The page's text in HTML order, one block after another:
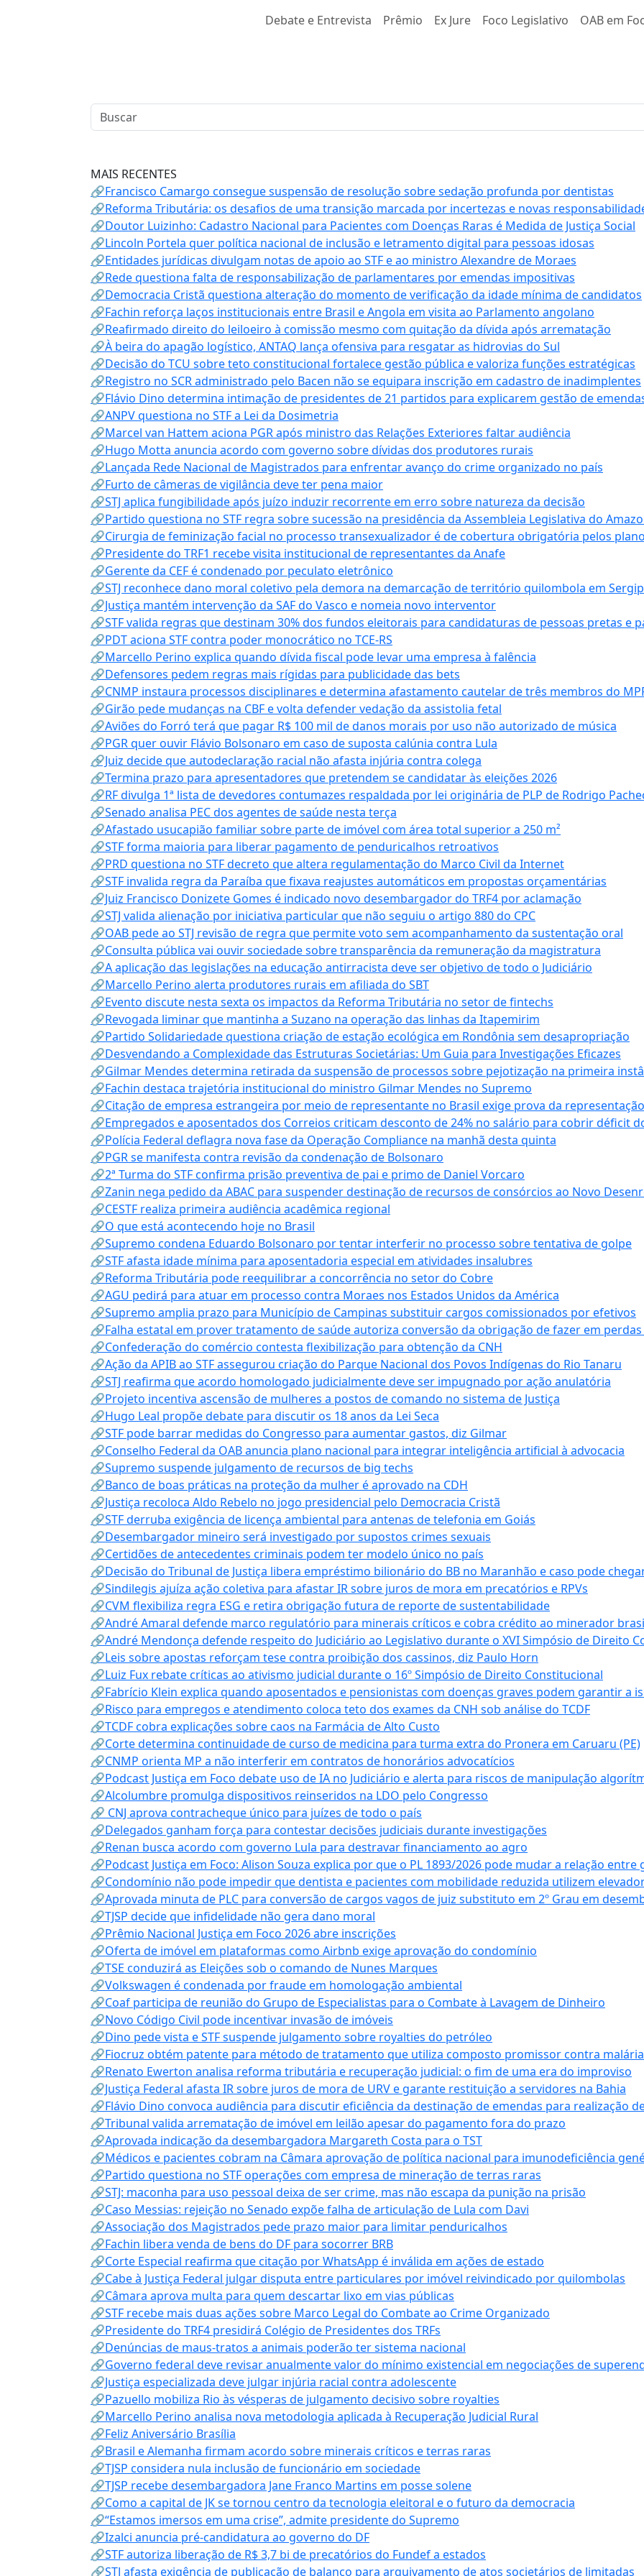
Debate e Entrevista Prêmio Ex Jure Foco Legislativo OAB em
MAIS RECENTES
🔗Francisco Camargo consegue suspensão de resolução sobre sedação profunda por dentistas
🔗Reforma Tributária: os desafios de uma transição marcada por incertezas e novas
🔗Doutor Luizinho: Cadastro Nacional para Pacientes com Doenças Raras é Medida de Justiça Social
🔗Lincoln Portela quer política nacional de inclusão e letramento digital para pessoas idosas
🔗Entidades jurídicas divulgam notas de apoio ao STF e ao ministro Alexandre de Moraes
🔗Rede questiona falta de responsabilização de parlamentares por emendas impositivas
🔗Democracia Cristã questiona alteração do momento de verificação da idade mínima de candidatos
🔗Fachin reforça laços institucionais entre Brasil e Angola em visita ao Parlamento angolano
🔗Reafirmado direito do leiloeiro à comissão mesmo com quitação da dívida após arrematação
🔗À beira do apagão logístico, ANTAQ lança ofensiva para resgatar as hidrovias do Sul
🔗Decisão do TCU sobre teto constitucional fortalece gestão pública e valoriza funções estratégicas
🔗Registro no SCR administrado pelo Bacen não se equipara inscrição em cadastro de inadimplentes
🔗Flávio Dino determina intimação de presidentes de 21 partidos para explicarem gestão de
🔗ANPV questiona no STF a Lei da Dosimetria
🔗Marcel van Hattem aciona PGR após ministro das Relações Exteriores faltar audiência
🔗Hugo Motta anuncia acordo com governo sobre dívidas dos produtores rurais
🔗Lançada Rede Nacional de Magistrados para enfrentar avanço do crime organizado no país
🔗Furto de câmeras de vigilância deve ter pena maior
🔗STJ aplica fungibilidade após juízo induzir recorrente em erro sobre natureza da decisão
🔗Partido questiona no STF regra sobre sucessão na presidência da Assembleia Legislativa do
🔗Cirurgia de feminização facial no processo transexualizador é de cobertura obrigatória pelos
🔗Presidente do TRF1 recebe visita institucional de representantes da Anafe
🔗Gerente da CEF é condenado por peculato eletrônico
🔗STJ reconhece dano moral coletivo pela demora na demarcação de território quilombola em
🔗Justiça mantém intervenção da SAF do Vasco e nomeia novo interventor
🔗STF valida regras que destinam 30% dos fundos eleitorais para candidaturas de pessoas pretas e
🔗PDT aciona STF contra poder monocrático no TCE-RS
🔗Marcello Perino explica quando dívida fiscal pode levar uma empresa à falência
🔗Defensores pedem regras mais rígidas para publicidade das bets
🔗CNMP instaura processos disciplinares e determina afastamento cautelar de três membros do
🔗Girão pede mudanças na CBF e volta defender vedação da assistolia fetal
🔗Aviões do Forró terá que pagar R$ 100 mil de danos morais por uso não autorizado de música
🔗PGR quer ouvir Flávio Bolsonaro em caso de suposta calúnia contra Lula
🔗Juiz decide que autodeclaração racial não afasta injúria contra colega
🔗Termina prazo para apresentadores que pretendem se candidatar às eleições 2026
🔗RF divulga 1ª lista de devedores contumazes respaldada por lei originária de PLP de Rodrigo
🔗Senado analisa PEC dos agentes de saúde nesta terça
🔗Afastado usucapião familiar sobre parte de imóvel com área total superior a 250 m²
🔗STF forma maioria para liberar pagamento de penduricalhos retroativos
🔗PRD questiona no STF decreto que altera regulamentação do Marco Civil da Internet
🔗STF invalida regra da Paraíba que fixava reajustes automáticos em propostas orçamentárias
🔗Juiz Francisco Donizete Gomes é indicado novo desembargador do TRF4 por aclamação
🔗STJ valida alienação por iniciativa particular que não seguiu o artigo 880 do CPC
🔗OAB pede ao STJ revisão de regra que permite voto sem acompanhamento da sustentação oral
🔗Consulta pública vai ouvir sociedade sobre transparência da remuneração da magistratura
🔗A aplicação das legislações na educação antirracista deve ser objetivo de todo o Judiciário
🔗Marcello Perino alerta produtores rurais em afiliada do SBT
🔗Evento discute nesta sexta os impactos da Reforma Tributária no setor de fintechs
🔗Revogada liminar que mantinha a Suzano na operação das linhas da Itapemirim
🔗Partido Solidariedade questiona criação de estação ecológica em Rondônia sem desapropriação
🔗Desvendando a Complexidade das Estruturas Societárias: Um Guia para Investigações Eficazes
🔗Gilmar Mendes determina retirada da suspensão de processos sobre pejotização na primeira
🔗Fachin destaca trajetória institucional do ministro Gilmar Mendes no Supremo
🔗Citação de empresa estrangeira por meio de representante no Brasil exige prova da representação
🔗Empregados e aposentados dos Correios criticam desconto de 24% no salário para cobrir déficit
🔗Polícia Federal deflagra nova fase da Operação Compliance na manhã desta quinta
🔗PGR se manifesta contra revisão da condenação de Bolsonaro
🔗2ª Turma do STF confirma prisão preventiva de pai e primo de Daniel Vorcaro
🔗Zanin nega pedido da ABAC para suspender destinação de recursos de consórcios ao Novo
🔗CESTF realiza primeira audiência acadêmica regional
🔗O que está acontecendo hoje no Brasil
🔗Supremo condena Eduardo Bolsonaro por tentar interferir no processo sobre tentativa de golpe
🔗STF afasta idade mínima para aposentadoria especial em atividades insalubres
🔗Reforma Tributária pode reequilibrar a concorrência no setor do Cobre
🔗AGU pedirá para atuar em processo contra Moraes nos Estados Unidos da América
🔗Supremo amplia prazo para Município de Campinas substituir cargos comissionados por efetivos
🔗Falha estatal em prover tratamento de saúde autoriza conversão da obrigação de fazer em perdas
🔗Confederação do comércio contesta flexibilização para obtenção da CNH
🔗Ação da APIB ao STF assegurou criação do Parque Nacional dos Povos Indígenas do Rio Tanaru
🔗STJ reafirma que acordo homologado judicialmente deve ser impugnado por ação anulatória
🔗Projeto incentiva ascensão de mulheres a postos de comando no sistema de Justiça
🔗Hugo Leal propõe debate para discutir os 18 anos da Lei Seca
🔗STF pode barrar medidas do Congresso para aumentar gastos, diz Gilmar
🔗Conselho Federal da OAB anuncia plano nacional para integrar inteligência artificial à advocacia
🔗Supremo suspende julgamento de recursos de big techs
🔗Banco de boas práticas na proteção da mulher é aprovado na CDH
🔗Justiça recoloca Aldo Rebelo no jogo presidencial pelo Democracia Cristã
🔗STF derruba exigência de licença ambiental para antenas de telefonia em Goiás
🔗Desembargador mineiro será investigado por supostos crimes sexuais
🔗Certidões de antecedentes criminais podem ter modelo único no país
🔗Decisão do Tribunal de Justiça libera empréstimo bilionário do BB no Maranhão e caso pode chegar
🔗Sindilegis ajuíza ação coletiva para afastar IR sobre juros de mora em precatórios e RPVs
🔗CVM flexibiliza regra ESG e retira obrigação futura de reporte de sustentabilidade
🔗André Amaral defende marco regulatório para minerais críticos e cobra crédito ao minerador
🔗André Mendonça defende respeito do Judiciário ao Legislativo durante o XVI Simpósio de Direito
🔗Leis sobre apostas reforçam tese contra proibição dos cassinos, diz Paulo Horn
🔗Luiz Fux rebate críticas ao ativismo judicial durante o 16º Simpósio de Direito Constitucional
🔗Fabrício Klein explica quando aposentados e pensionistas com doenças graves podem garantir a
🔗Risco para empregos e atendimento coloca teto dos exames da CNH sob análise do TCDF
🔗TCDF cobra explicações sobre caos na Farmácia de Alto Custo
🔗Corte determina continuidade de curso de medicina para turma extra do Pronera em Caruaru (PE)
🔗CNMP orienta MP a não interferir em contratos de honorários advocatícios
🔗Podcast Justiça em Foco debate uso de IA no Judiciário e alerta para riscos de manipulação
🔗Alcolumbre promulga dispositivos reinseridos na LDO pelo Congresso
🔗 CNJ aprova contracheque único para juízes de todo o país
🔗Delegados ganham força para contestar decisões judiciais durante investigações
🔗Renan busca acordo com governo Lula para destravar financiamento ao agro
🔗Podcast Justiça em Foco: Alison Souza explica por que o PL 1893/2026 pode mudar a relação
🔗Condomínio não pode impedir que dentista e pacientes com mobilidade reduzida utilizem
🔗Aprovada minuta de PLC para conversão de cargos vagos de juiz substituto em 2º Grau em
🔗TJSP decide que infidelidade não gera dano moral
🔗Prêmio Nacional Justiça em Foco 2026 abre inscrições
🔗Oferta de imóvel em plataformas como Airbnb exige aprovação do condomínio
🔗TSE conduzirá as Eleições sob o comando de Nunes Marques
🔗Volkswagen é condenada por fraude em homologação ambiental
🔗Coaf participa de reunião do Grupo de Especialistas para o Combate à Lavagem de Dinheiro
🔗Novo Código Civil pode incentivar invasão de imóveis
🔗Dino pede vista e STF suspende julgamento sobre royalties do petróleo
🔗Fiocruz obtém patente para método de tratamento que utiliza composto promissor contra
🔗Renato Ewerton analisa reforma tributária e recuperação judicial: o fim de uma era do improviso
🔗Justiça Federal afasta IR sobre juros de mora de URV e garante restituição a servidores na Bahia
🔗Flávio Dino convoca audiência para discutir eficiência da destinação de emendas para realização
🔗Tribunal valida arrematação de imóvel em leilão apesar do pagamento fora do prazo
🔗Aprovada indicação da desembargadora Margareth Costa para o TST
🔗Médicos e pacientes cobram na Câmara aprovação de política nacional para imunodeficiência
🔗Partido questiona no STF operações com empresa de mineração de terras raras
🔗STJ: maconha para uso pessoal deixa de ser crime, mas não escapa da punição na prisão
🔗Caso Messias: rejeição no Senado expõe falha de articulação de Lula com Davi
🔗Associação dos Magistrados pede prazo maior para limitar penduricalhos
🔗Fachin libera venda de bens do DF para socorrer BRB
🔗Corte Especial reafirma que citação por WhatsApp é inválida em ações de estado
🔗Cabe à Justiça Federal julgar disputa entre particulares por imóvel reivindicado por quilombolas
🔗Câmara aprova multa para quem descartar lixo em vias públicas
🔗STF recebe mais duas ações sobre Marco Legal do Combate ao Crime Organizado
🔗Presidente do TRF4 presidirá Colégio de Presidentes dos TRFs
🔗Denúncias de maus-tratos a animais poderão ter sistema nacional
🔗Governo federal deve revisar anualmente valor do mínimo existencial em negociações de
🔗Justiça especializada deve julgar injúria racial contra adolescente
🔗Pazuello mobiliza Rio às vésperas de julgamento decisivo sobre royalties
🔗Marcello Perino analisa nova metodologia aplicada à Recuperação Judicial Rural
🔗Feliz Aniversário Brasília
🔗Brasil e Alemanha firmam acordo sobre minerais críticos e terras raras
🔗TJSP considera nula inclusão de funcionário em sociedade
🔗TJSP recebe desembargadora Jane Franco Martins em posse solene
🔗Como a capital de JK se tornou centro da tecnologia eleitoral e o futuro da democracia
🔗“Estamos imersos em uma crise”, admite presidente do Supremo
🔗Izalci anuncia pré-candidatura ao governo do DF
🔗STF autoriza liberação de R$ 3,7 bi de precatórios do Fundef a estados
🔗STJ afasta exigência de publicação de balanço para arquivamento de atos societários de limitadas